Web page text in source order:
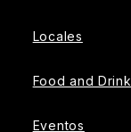
Locales
Food and Drink
Eventos